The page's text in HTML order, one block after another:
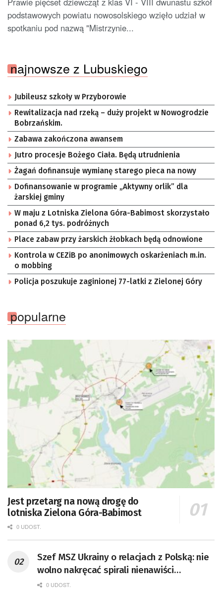
podstawowych powiatu nowosolskiego wzięło udział w
spotkaniu pod nazwą "Mistrzynie...
najnowsze z Lubuskiego
Jubileusz szkoły w Przyborowie
Rewitalizacja nad rzeką – duży projekt w Nowogrodzie
Bobrzańskim.
Zabawa zakończona awansem
Jutro procesje Bożego Ciała. Będą utrudnienia
Żagań dofinansuje wymianę starego pieca na nowy
Dofinansowanie w programie „Aktywny orlik” dla
żarskiej gminy
W maju z Lotniska Zielona Góra-Babimost skorzystało
ponad 6,2 tys. podróżnych
Place zabaw przy żarskich żłobkach będą odnowione
Kontrola w CEZiB po anonimowych oskarżeniach m.in.
o mobbing
Policja poszukuje zaginionej 77-latki z Zielonej Góry
popularne
Jest przetarg na nową drogę do
lotniska Zielona Góra-Babimost
0 UDOST.
Szef MSZ Ukrainy o relacjach z Polską: nie
wolno nakręcać spirali nienawiści
[AKTUALIZACJA]
0 UDOST.